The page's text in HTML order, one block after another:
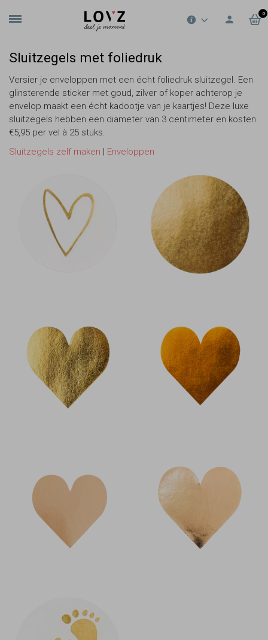
0
Sluitzegels met foliedruk
Versier je enveloppen met een écht foliedruk sluitzegel. Een
glinsterende sticker met goud, zilver of koper achterop je
envelop maakt een écht kadootje van je kaartjes! Deze luxe
sluitzegels hebben een diameter van 3 centimeter en kosten
€5,95 per vel à 25 stuks.
Sluitzegels zelf maken | Enveloppen